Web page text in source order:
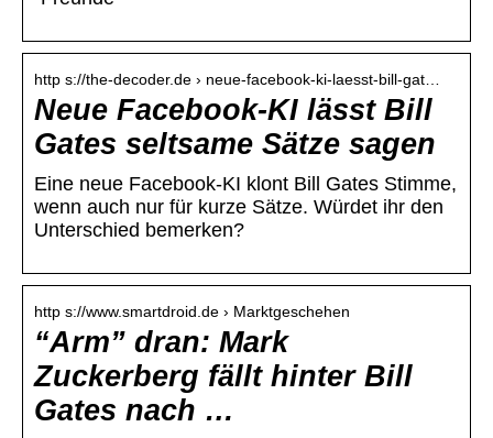
http s://the-decoder.de › neue-facebook-ki-laesst-bill-gat…
Neue Facebook-KI lässt Bill
Gates seltsame Sätze sagen
Eine neue Facebook-KI klont Bill Gates Stimme,
wenn auch nur für kurze Sätze. Würdet ihr den
Unterschied bemerken?
http s://www.smartdroid.de › Marktgeschehen
“Arm” dran: Mark
Zuckerberg fällt hinter Bill
Gates nach …